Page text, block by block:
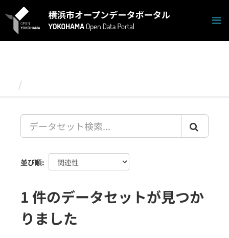
キ
並び順
1 件のデータセットが見つか
りました